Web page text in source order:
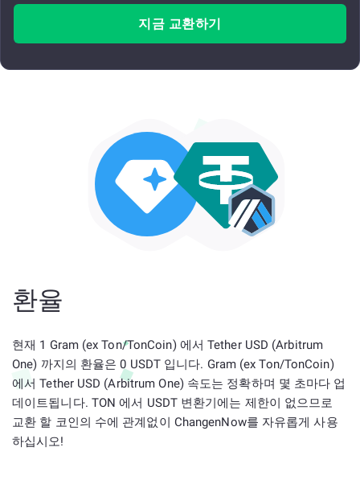
지금 교환하기
환율
현재 1 Gram (ex Ton/TonCoin) 에서 Tether USD (Arbitrum
One) 까지의 환율은 0 USDT 입니다. Gram (ex Ton/TonCoin)
에서 Tether USD (Arbitrum One) 속도는 정확하며 몇 초마다 업
데이트됩니다. TON 에서 USDT 변환기에는 제한이 없으므로
교환 할 코인의 수에 관계없이 ChangenNow를 자유롭게 사용
하십시오!